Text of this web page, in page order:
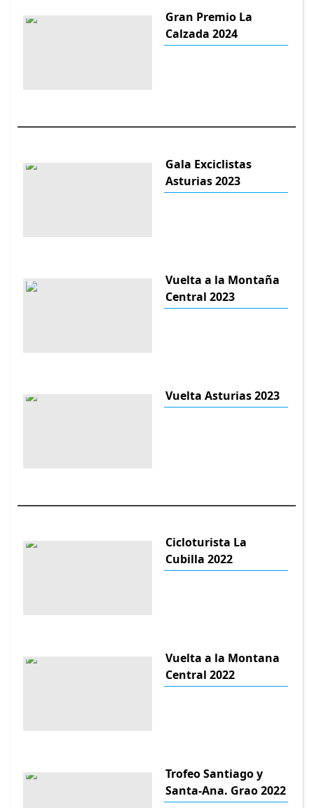
Gran Premio La
Calzada 2024
Gala Exciclistas
Asturias 2023
Vuelta a la Montaña
Central 2023
Vuelta Asturias 2023
Cicloturista La
Cubilla 2022
Vuelta a la Montana
Central 2022
Trofeo Santiago y
Santa-Ana. Grao 2022